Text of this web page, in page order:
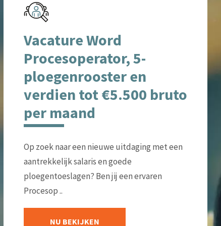
Vacature Word
Procesoperator, 5-
ploegenrooster en
verdien tot €5.500 bruto
per maand
Op zoek naar een nieuwe uitdaging met een
aantrekkelijk salaris en goede
ploegentoeslagen? Ben jij een ervaren
Procesop ..
NU BEKIJKEN